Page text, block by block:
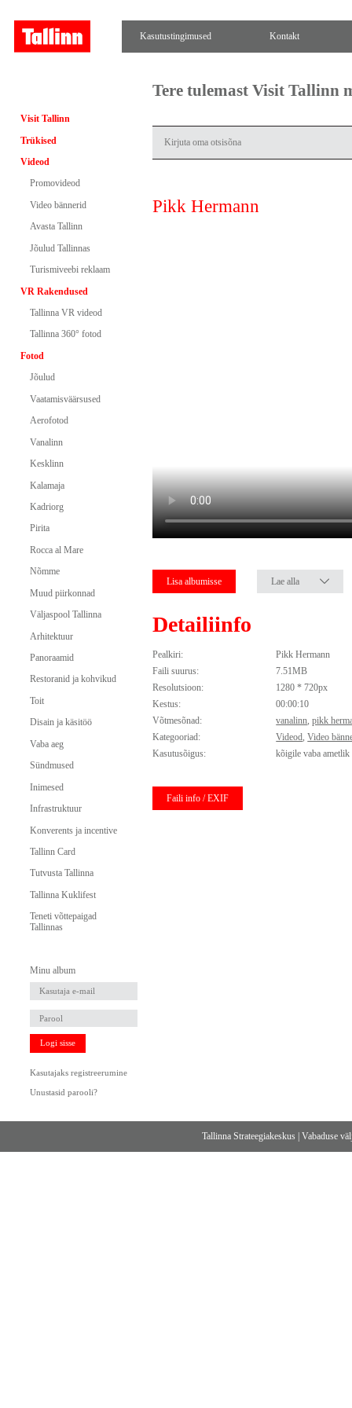
Kasutustingimused Kontakt
Visit Tallinn
Trükised
Videod
Promovideod
Video bännerid
Avasta Tallinn
Jõulud Tallinnas
Turismiveebi reklaam
VR Rakendused
Tallinna VR videod
Tallinna 360° fotod
Fotod
Jõulud
Vaatamisväärsused
Aerofotod
Vanalinn
Kesklinn
Kalamaja
Kadriorg
Pirita
Rocca al Mare
Nõmme
Muud piirkonnad
Väljaspool Tallinna
Arhitektuur
Panoraamid
Restoranid ja kohvikud
Toit
Disain ja käsitöö
Vaba aeg
Sündmused
Inimesed
Infrastruktuur
Konverents ja incentive
Tallinn Card
Tutvusta Tallinna
Tallinna Kuklifest
Teneti võttepaigad
Tallinnas
Minu album
Logi sisse
Kasutajaks registreerumine
Unustasid parooli?
Tere tulemast Visit Tallinn
Pikk Hermann
Lisa albumisse Lae alla
Detailiinfo
Pealkiri:
Pikk Hermann
Faili suurus:
7.51MB
Resolutsioon:
1280 * 720px
Kestus:
00:00:10
Võtmesõnad:
vanalinn,pikk
Kategooriad:
Videod,Video
Kasutusõigus:
kõigile vaba
Faili info / EXIF
Tallinna Strateegiakeskus |Vabaduse